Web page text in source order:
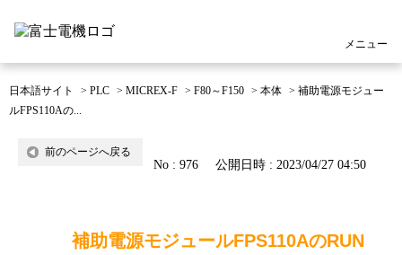
メニュー
日本語サイト > PLC > MICREX-F > F80～F150 > 本体 > 補助電源モジュー
ルFPS110Aの...
前のページへ戻る
No : 976 公開日時 : 2023/04/27 04:50
補助電源モジュールFPS110AのRUN